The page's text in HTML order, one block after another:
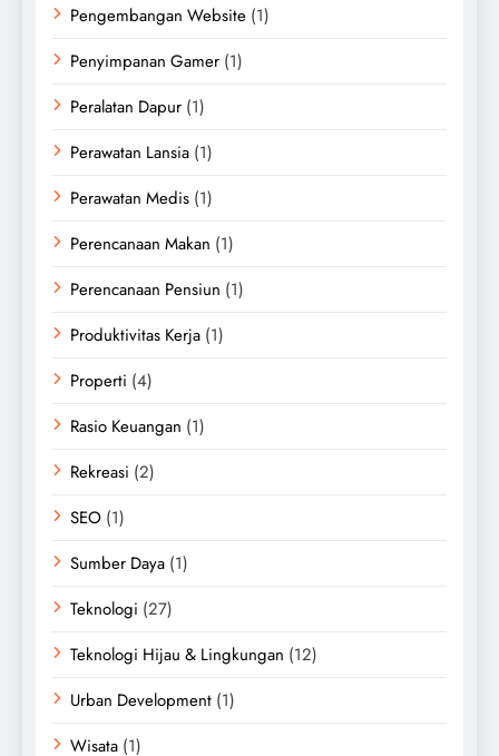
Pengembangan Website (1)
Penyimpanan Gamer (1)
Peralatan Dapur (1)
Perawatan Lansia (1)
Perawatan Medis (1)
Perencanaan Makan (1)
Perencanaan Pensiun (1)
Produktivitas Kerja (1)
Properti (4)
Rasio Keuangan (1)
Rekreasi (2)
SEO (1)
Sumber Daya (1)
Teknologi (27)
Teknologi Hijau & Lingkungan (12)
Urban Development (1)
Wisata (1)